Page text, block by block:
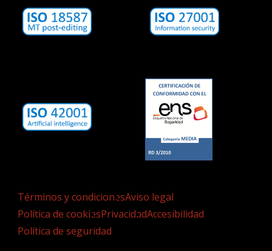
Términos y condicionesAviso legal
Política de cookiesPrivacidadAccesibilidad
Política de seguridad